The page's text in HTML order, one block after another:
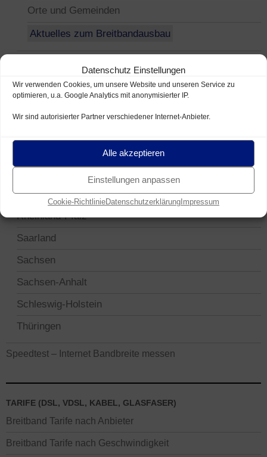
Datenschutz Einstellungen
Wir verwenden Cookies, um unsere Website und unseren Service zu
optimieren, u.a. Google Analytics mit anonymisierter IP.
Wir sind autorisierter Partner verschiedener Internet-Anbieter.
Alle akzeptieren
Einstellungen anpassen
Cookie-RichtlinieDatenschutzerklärungImpressum
Orte und Gemeinden
Aktuelles zum Breitbandausbau
Bremen
Mecklenburg-Vorpommern
Nordrhein-Westfalen
Rheinland-Pfalz
Saarland
Sachsen
Sachsen-Anhalt
Schleswig-Holstein
Thüringen
Speedtest – Internet Bandbreite messen
TARIFE (DSL, VDSL, KABEL, GLASFASER)
Breitband Tarife nach Anbieter
Breitband Tarife nach Geschwindigkeit